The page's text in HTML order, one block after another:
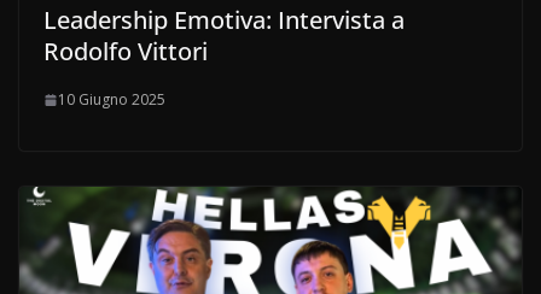
Leadership Emotiva: Intervista a
Rodolfo Vittori
10 Giugno 2025